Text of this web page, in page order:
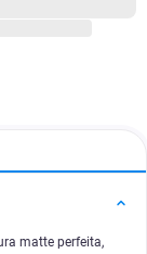
matte perfeita,